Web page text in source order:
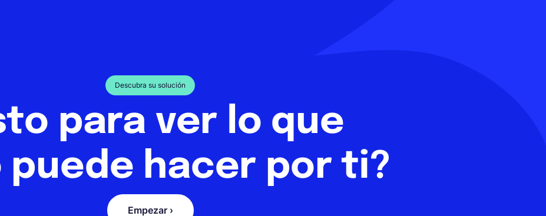
Descubra su solución
para ver lo que
puede hacer por ti?
Empezar ›